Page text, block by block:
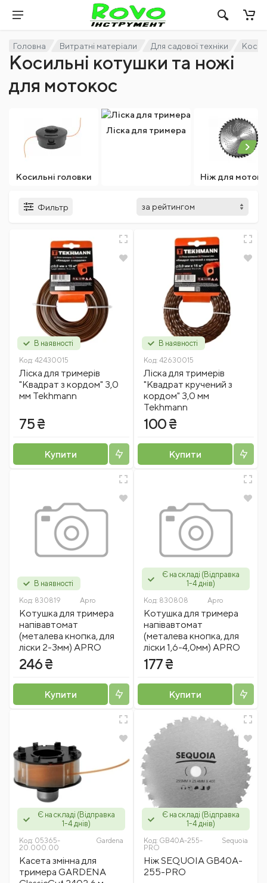
Головна Витратні матеріали Для садової техніки
Косильні котушки та ножі
для мотокос
Косильні головки
Ліска для тримера
Ніж для
Фильтр
В наявності
Код: 42430015
Ліска для тримерів
"Квадрат з кордом" 3,0
мм Tekhmann
75 ₴
Купити
В наявності
Код: 42630015
Ліска для тримерів
"Квадрат кручений з
кордом" 3,0 мм
Tekhmann
100 ₴
Купити
В наявності
Код: 830819 Apro
Котушка для тримера
напівавтомат
(металева кнопка, для
ліски 2-3мм) APRO
246 ₴
Купити
Є на складі (Відправка
1-4 днів)
Код: 830808 Apro
Котушка для тримера
напівавтомат
(металева кнопка, для
ліски 1,6-4,0мм) APRO
177 ₴
Купити
Є на складі (Відправка
1-4 днів)
Код: 05365-
20.000.00
Gardena
Касета змінна для
тримера GARDENA
Є на складі (Відправка
1-4 днів)
Код: GB40A-255-
PRO
Sequoia
Ніж SEQUOIA GB40A-
255-PRO